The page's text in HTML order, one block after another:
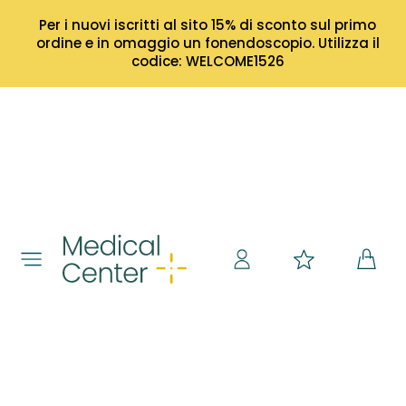
Per i nuovi iscritti al sito 15% di sconto sul primo
ordine e in omaggio un fonendoscopio. Utilizza il
codice: WELCOME1526